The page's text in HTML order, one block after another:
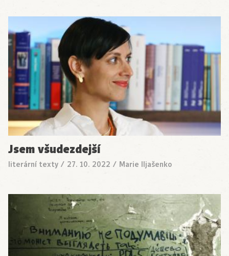
Jsem všudezdejší
literární texty / 27. 10. 2022 / Marie Iljašenko